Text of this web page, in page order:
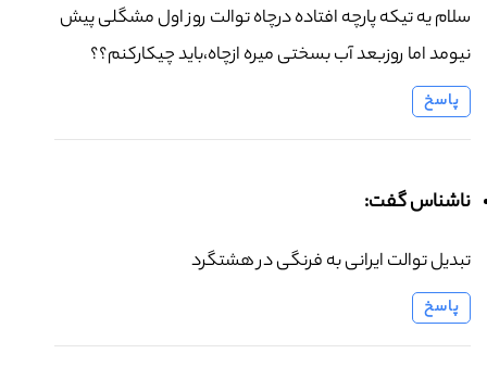
سلام یه تیکه پارچه افتاده درچاه توالت روز اول مشگلی پیش
نیومد اما روزبعد آب بسختی میره ازچاه،باید چیکارکنم؟؟
پاسخ
ناشناس گفت:
تبدیل توالت ایرانی به فرنگی در هشتگرد
پاسخ